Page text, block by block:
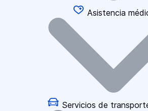
Asistencia
Servicios de